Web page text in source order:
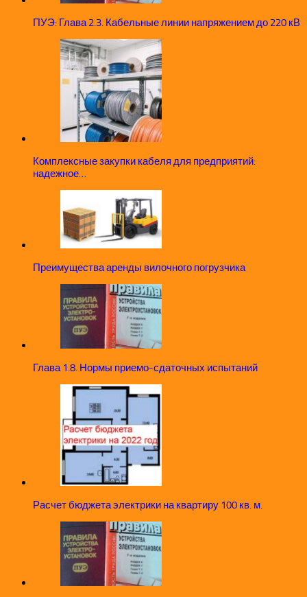
ПУЭ: Глава 2.3. Кабельные линии напряжением до 220 кВ
Комплексные закупки кабеля для предприятий:
надежное…
Преимущества аренды вилочного погрузчика
Глава 1.8. Нормы приемо-сдаточных испытаний
Расчет бюджета электрики на квартиру 100 кв. м.